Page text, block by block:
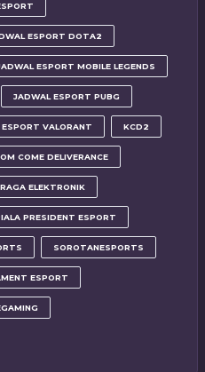
ESPORT DOTA2
ESPORT MOBILE LEGENDS
JADWAL ESPORT PUBG
VALORANT KCD2
COME DELIVERANCE
ELEKTRONIK
PRESIDENT ESPORT
SOROTANESPORTS
ESPORT